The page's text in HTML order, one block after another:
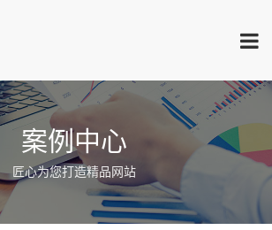
案例中心
匠心为您打造精品网站